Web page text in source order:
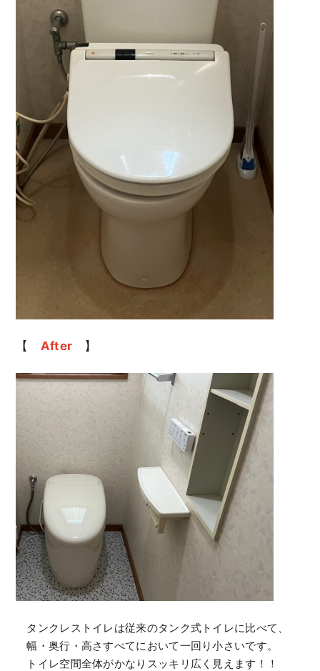
【 After 】
タンクレストイレは従来のタンク式トイレに比べて、
幅・奥行・高さすべてにおいて一回り小さいです。
トイレ空間全体がかなりスッキリ広く見えます！！